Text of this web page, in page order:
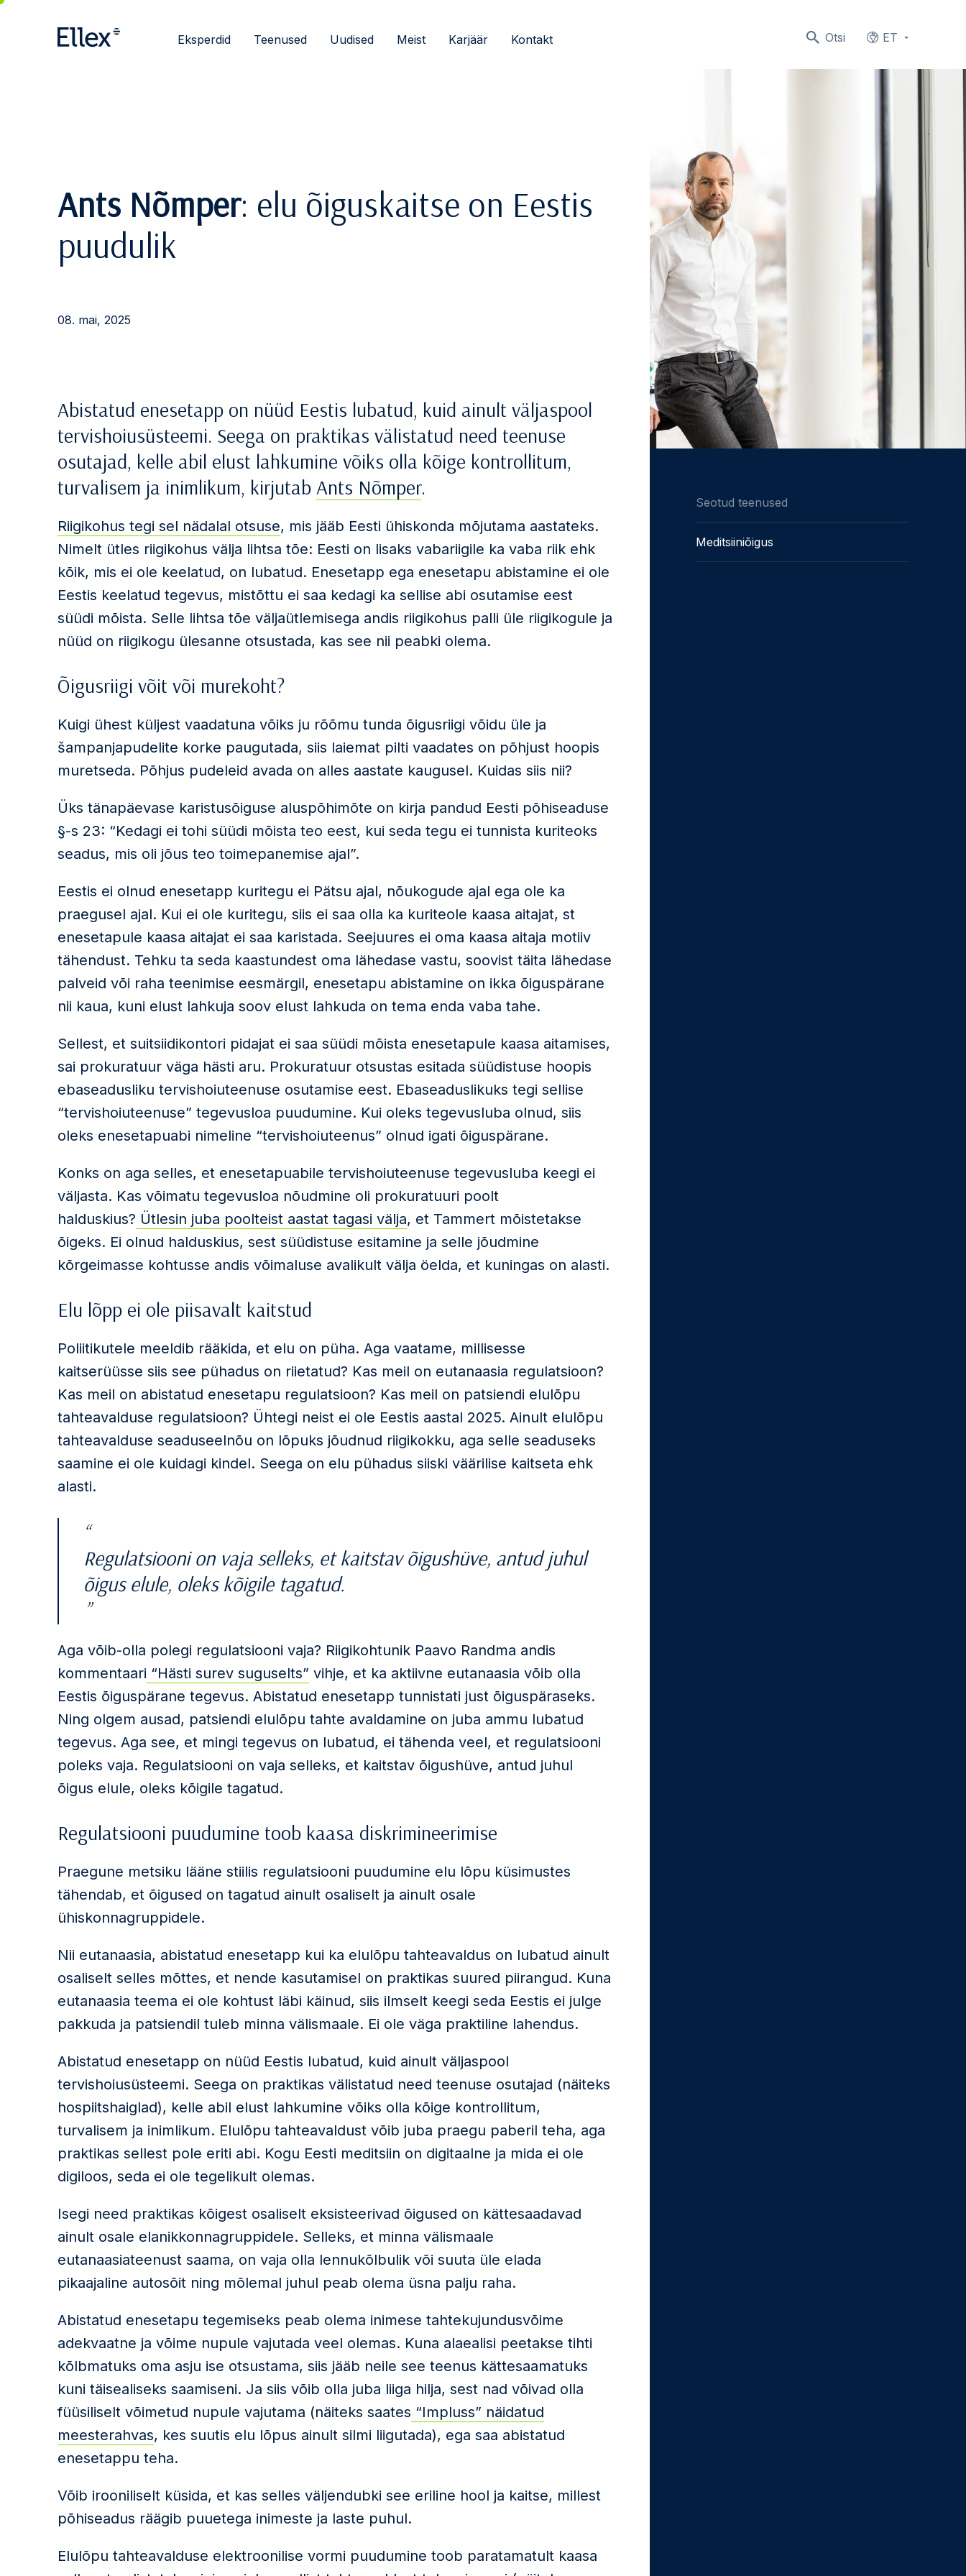
Otsi ET
Eksperdid Teenused Uudised Meist Karjäär Kontakt
Ants Nõmper: elu õiguskaitse on Eestis
puudulik
08. mai, 2025
Abistatud enesetapp on nüüd Eestis lubatud, kuid ainult väljaspool
tervishoiusüsteemi. Seega on praktikas välistatud need teenuse
osutajad, kelle abil elust lahkumine võiks olla kõige kontrollitum,
turvalisem ja inimlikum, kirjutab Ants Nõmper.
Riigikohus tegi sel nädalal otsuse, mis jääb Eesti ühiskonda mõjutama aastateks.
Nimelt ütles riigikohus välja lihtsa tõe: Eesti on lisaks vabariigile ka vaba riik ehk
kõik, mis ei ole keelatud, on lubatud. Enesetapp ega enesetapu abistamine ei ole
Eestis keelatud tegevus, mistõttu ei saa kedagi ka sellise abi osutamise eest
süüdi mõista. Selle lihtsa tõe väljaütlemisega andis riigikohus palli üle riigikogule ja
nüüd on riigikogu ülesanne otsustada, kas see nii peabki olema.
Õigusriigi võit või murekoht?
Kuigi ühest küljest vaadatuna võiks ju rõõmu tunda õigusriigi võidu üle ja
šampanjapudelite korke paugutada, siis laiemat pilti vaadates on põhjust hoopis
muretseda. Põhjus pudeleid avada on alles aastate kaugusel. Kuidas siis nii?
Üks tänapäevase karistusõiguse aluspõhimõte on kirja pandud Eesti põhiseaduse
§-s 23: “Kedagi ei tohi süüdi mõista teo eest, kui seda tegu ei tunnista kuriteoks
seadus, mis oli jõus teo toimepanemise ajal”.
Eestis ei olnud enesetapp kuritegu ei Pätsu ajal, nõukogude ajal ega ole ka
praegusel ajal. Kui ei ole kuritegu, siis ei saa olla ka kuriteole kaasa aitajat, st
enesetapule kaasa aitajat ei saa karistada. Seejuures ei oma kaasa aitaja motiiv
tähendust. Tehku ta seda kaastundest oma lähedase vastu, soovist täita lähedase
palveid või raha teenimise eesmärgil, enesetapu abistamine on ikka õiguspärane
nii kaua, kuni elust lahkuja soov elust lahkuda on tema enda vaba tahe.
Sellest, et suitsiidikontori pidajat ei saa süüdi mõista enesetapule kaasa aitamises,
sai prokuratuur väga hästi aru. Prokuratuur otsustas esitada süüdistuse hoopis
ebaseadusliku tervishoiuteenuse osutamise eest. Ebaseaduslikuks tegi sellise
“tervishoiuteenuse” tegevusloa puudumine. Kui oleks tegevusluba olnud, siis
oleks enesetapuabi nimeline “tervishoiuteenus” olnud igati õiguspärane.
Konks on aga selles, et enesetapuabile tervishoiuteenuse tegevusluba keegi ei
väljasta. Kas võimatu tegevusloa nõudmine oli prokuratuuri poolt
halduskius? Ütlesin juba poolteist aastat tagasi välja, et Tammert mõistetakse
õigeks. Ei olnud halduskius, sest süüdistuse esitamine ja selle jõudmine
kõrgeimasse kohtusse andis võimaluse avalikult välja öelda, et kuningas on alasti.
Elu lõpp ei ole piisavalt kaitstud
Poliitikutele meeldib rääkida, et elu on püha. Aga vaatame, millisesse
kaitserüüsse siis see pühadus on riietatud? Kas meil on eutanaasia regulatsioon?
Kas meil on abistatud enesetapu regulatsioon? Kas meil on patsiendi elulõpu
tahteavalduse regulatsioon? Ühtegi neist ei ole Eestis aastal 2025. Ainult elulõpu
tahteavalduse seaduseelnõu on lõpuks jõudnud riigikokku, aga selle seaduseks
saamine ei ole kuidagi kindel. Seega on elu pühadus siiski väärilise kaitseta ehk
alasti.
Regulatsiooni on vaja selleks, et kaitstav õigushüve, antud juhul
õigus elule, oleks kõigile tagatud.
Aga võib-olla polegi regulatsiooni vaja? Riigikohtunik Paavo Randma andis
kommentaari “Hästi surev suguselts” vihje, et ka aktiivne eutanaasia võib olla
Eestis õiguspärane tegevus. Abistatud enesetapp tunnistati just õiguspäraseks.
Ning olgem ausad, patsiendi elulõpu tahte avaldamine on juba ammu lubatud
tegevus. Aga see, et mingi tegevus on lubatud, ei tähenda veel, et regulatsiooni
poleks vaja. Regulatsiooni on vaja selleks, et kaitstav õigushüve, antud juhul
õigus elule, oleks kõigile tagatud.
Regulatsiooni puudumine toob kaasa diskrimineerimise
Praegune metsiku lääne stiilis regulatsiooni puudumine elu lõpu küsimustes
tähendab, et õigused on tagatud ainult osaliselt ja ainult osale
ühiskonnagruppidele.
Nii eutanaasia, abistatud enesetapp kui ka elulõpu tahteavaldus on lubatud ainult
osaliselt selles mõttes, et nende kasutamisel on praktikas suured piirangud. Kuna
eutanaasia teema ei ole kohtust läbi käinud, siis ilmselt keegi seda Eestis ei julge
pakkuda ja patsiendil tuleb minna välismaale. Ei ole väga praktiline lahendus.
Abistatud enesetapp on nüüd Eestis lubatud, kuid ainult väljaspool
tervishoiusüsteemi. Seega on praktikas välistatud need teenuse osutajad (näiteks
hospiitshaiglad), kelle abil elust lahkumine võiks olla kõige kontrollitum,
turvalisem ja inimlikum. Elulõpu tahteavaldust võib juba praegu paberil teha, aga
praktikas sellest pole eriti abi. Kogu Eesti meditsiin on digitaalne ja mida ei ole
digiloos, seda ei ole tegelikult olemas.
Isegi need praktikas kõigest osaliselt eksisteerivad õigused on kättesaadavad
ainult osale elanikkonnagruppidele. Selleks, et minna välismaale
eutanaasiateenust saama, on vaja olla lennukõlbulik või suuta üle elada
pikaajaline autosõit ning mõlemal juhul peab olema üsna palju raha.
Abistatud enesetapu tegemiseks peab olema inimese tahtekujundusvõime
adekvaatne ja võime nupule vajutada veel olemas. Kuna alaealisi peetakse tihti
kõlbmatuks oma asju ise otsustama, siis jääb neile see teenus kättesaamatuks
kuni täisealiseks saamiseni. Ja siis võib olla juba liiga hilja, sest nad võivad olla
füüsiliselt võimetud nupule vajutama (näiteks saates “Impluss” näidatud
meesterahvas, kes suutis elu lõpus ainult silmi liigutada), ega saa abistatud
enesetappu teha.
Võib irooniliselt küsida, et kas selles väljendubki see eriline hool ja kaitse, millest
põhiseadus räägib puuetega inimeste ja laste puhul.
Elulõpu tahteavalduse elektroonilise vormi puudumine toob paratamatult kaasa
Seotud teenused
Meditsiiniõigus